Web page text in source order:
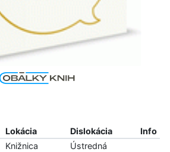
Lokácia Dislokácia
Info
Knižnica
Ústredná